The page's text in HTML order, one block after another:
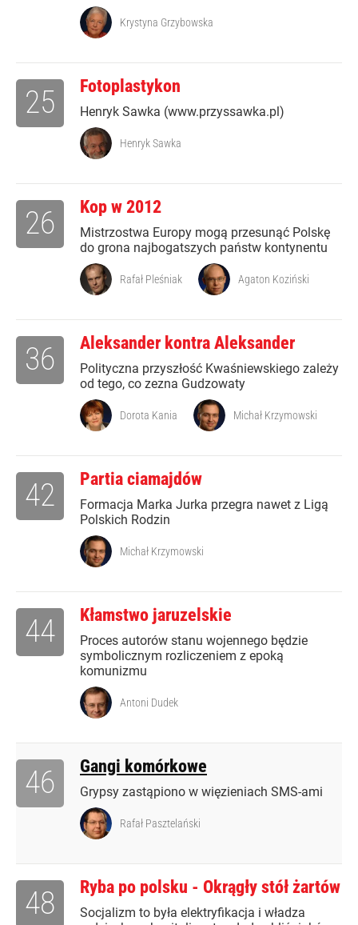
Krystyna Grzybowska
Fotoplastykon
Henryk Sawka (www.przyssawka.pl)
25
Henryk Sawka
Kop w 2012
Mistrzostwa Europy mogą przesunąć Polskę
do grona najbogatszych państw kontynentu
26
Rafał Pleśniak Agaton Koziński
Aleksander kontra Aleksander
Polityczna przyszłość Kwaśniewskiego zależy
od tego, co zezna Gudzowaty
36
Dorota Kania Michał Krzymowski
Partia ciamajdów
Formacja Marka Jurka przegra nawet z Ligą
Polskich Rodzin
42
Michał Krzymowski
Kłamstwo jaruzelskie
Proces autorów stanu wojennego będzie
symbolicznym rozliczeniem z epoką
komunizmu
44
Antoni Dudek
Gangi komórkowe
Grypsy zastąpiono w więzieniach SMS-ami
46
Rafał Pasztelański
Ryba po polsku - Okrągły stół żartów
Socjalizm to była elektryfikacja i władza
48